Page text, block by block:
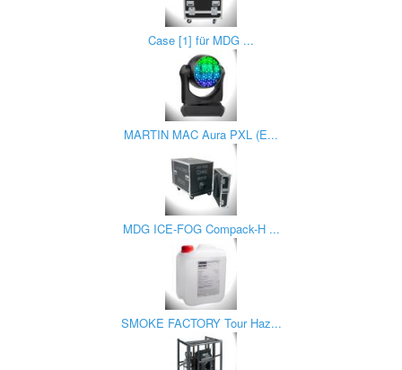
Case [1] für MDG ...
MARTIN MAC Aura PXL (E...
MDG ICE-FOG Compack-H ...
SMOKE FACTORY Tour Haz...